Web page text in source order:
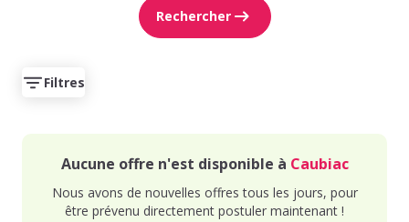
Rechercher
Filtres
Aucune offre n'est disponible à Caubiac
Nous avons de nouvelles offres tous les jours, pour
être prévenu directement postuler maintenant !